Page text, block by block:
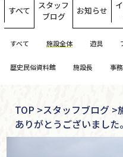
すべて
スタッフ
ブログ
お知らせ
すべて 施設全体 遊具
歴史民俗資料館 施設長 事
TOP >スタッフブログ >
ありがとうございました。